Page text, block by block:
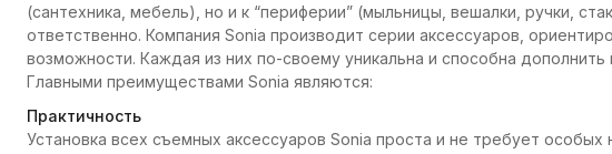
(сантехника, мебель), но и к “периферии” (мыльницы, вешалки, ручки,
ответственно. Компания Sonia производит серии аксессуаров,
возможности. Каждая из них по-своему уникальна и способна
Главными преимуществами Sonia являются:
Практичность
Установка всех съемных аксессуаров Sonia проста и не требует особых